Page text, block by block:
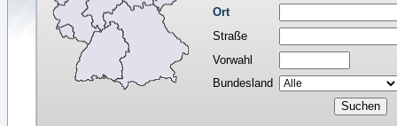
Ort
Straße
Vorwahl
Bundesland